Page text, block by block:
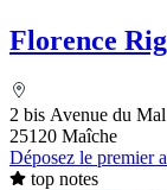
Florence
2 bis Avenue du
25120 Maîche
Déposez le premier
top notes